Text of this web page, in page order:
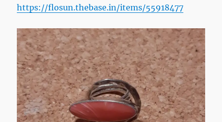
https://flosun.thebase.in/items/55918477